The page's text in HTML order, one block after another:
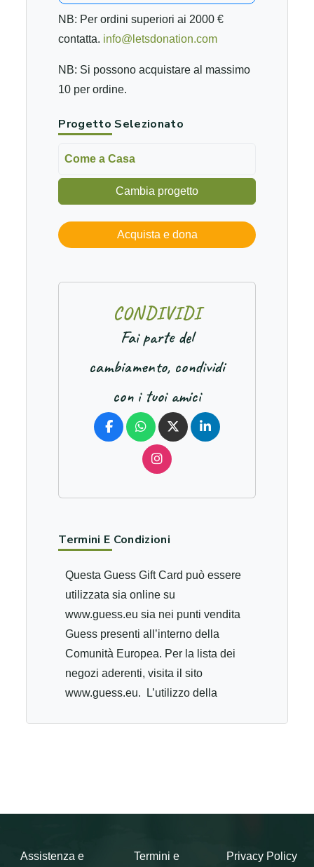
NB: Per ordini superiori ai 2000 €
contatta. info@letsdonation.com
NB: Si possono acquistare al massimo
10 per ordine.
Progetto Selezionato
Come a Casa
Cambia progetto
Acquista e dona
CONDIVIDI
Fai parte del
cambiamento, condividi
con i tuoi amici
Termini E Condizioni
Questa Guess Gift Card può essere
utilizzata sia online su
www.guess.eu sia nei punti vendita
Guess presenti all’interno della
Comunità Europea. Per la lista dei
negozi aderenti, visita il sito
www.guess.eu. L’utilizzo della
totale o parziali. Il valore
Assistenza e Termini e Privacy Policy